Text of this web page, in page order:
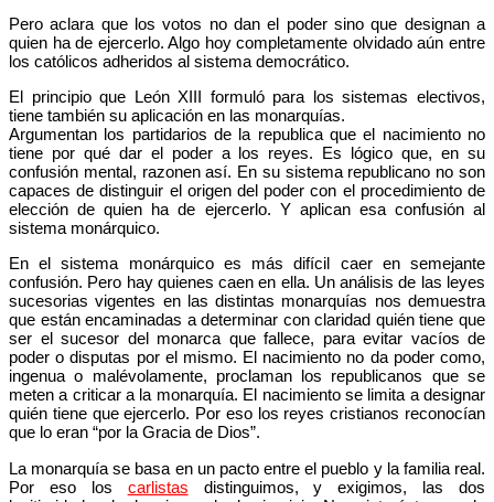
Pero aclara que los votos no dan el poder sino que designan a
quien ha de ejercerlo. Algo hoy completamente olvidado aún entre
los católicos adheridos al sistema democrático.
El principio que León XIII formuló para los sistemas electivos,
tiene también su aplicación en las monarquías.
Argumentan los partidarios de la republica que el nacimiento no
tiene por qué dar el poder a los reyes. Es lógico que, en su
confusión mental, razonen así. En su sistema republicano no son
capaces de distinguir el origen del poder con el procedimiento de
elección de quien ha de ejercerlo. Y aplican esa confusión al
sistema monárquico.
En el sistema monárquico es más difícil caer en semejante
confusión. Pero hay quienes caen en ella. Un análisis de las leyes
sucesorias vigentes en las distintas monarquías nos demuestra
que están encaminadas a determinar con claridad quién tiene que
ser el sucesor del monarca que fallece, para evitar vacíos de
poder o disputas por el mismo. El nacimiento no da poder como,
ingenua o malévolamente, proclaman los republicanos que se
meten a criticar a la monarquía. El nacimiento se limita a designar
quién tiene que ejercerlo. Por eso los reyes cristianos reconocían
que lo eran “por la Gracia de Dios”.
La monarquía se basa en un pacto entre el pueblo y la familia real.
Por eso los carlistas distinguimos, y exigimos, las dos